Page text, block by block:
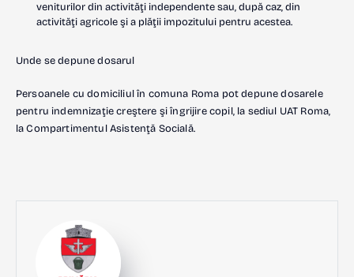
veniturilor din activităţi independente sau, după caz, din
activităţi agricole şi a plăţii impozitului pentru acestea.
Unde se depune dosarul
Persoanele cu domiciliul în comuna Roma pot depune dosarele
pentru indemnizaţie creştere şi îngrijire copil, la sediul UAT Roma,
la Compartimentul Asistenţă Socială.